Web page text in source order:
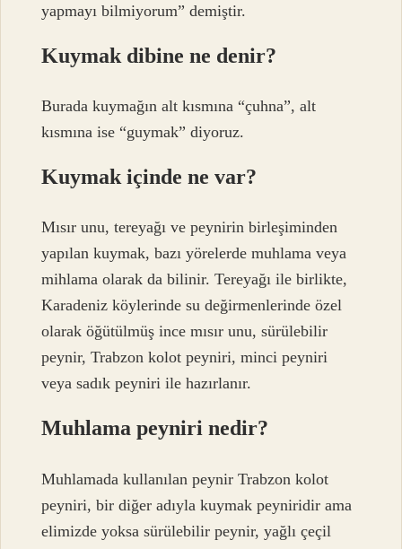
yapmayı bilmiyorum” demiştir.
Kuymak dibine ne denir?
Burada kuymağın alt kısmına “çuhna”, alt
kısmına ise “guymak” diyoruz.
Kuymak içinde ne var?
Mısır unu, tereyağı ve peynirin birleşiminden
yapılan kuymak, bazı yörelerde muhlama veya
mihlama olarak da bilinir. Tereyağı ile birlikte,
Karadeniz köylerinde su değirmenlerinde özel
olarak öğütülmüş ince mısır unu, sürülebilir
peynir, Trabzon kolot peyniri, minci peyniri
veya sadık peyniri ile hazırlanır.
Muhlama peyniri nedir?
Muhlamada kullanılan peynir Trabzon kolot
peyniri, bir diğer adıyla kuymak peyniridir ama
elimizde yoksa sürülebilir peynir, yağlı çeçil